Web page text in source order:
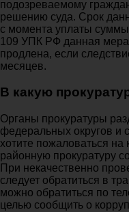
подозреваемому
решению суда. Срок
с момента уплаты суммы
109 УПК РФ данная
продлена, если
месяцев.
В какую
Органы прокуратуры
федеральных округов и
хотите пожаловаться
районную прокуратуру
При некачественно
следует обратиться в
можно обратиться по
целью сообщить о